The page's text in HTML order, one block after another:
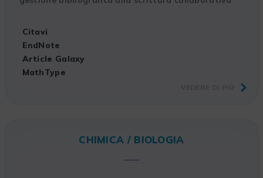
Citavi
EndNote
Article Galaxy
MathType
CHIMICA / BIOLOGIA